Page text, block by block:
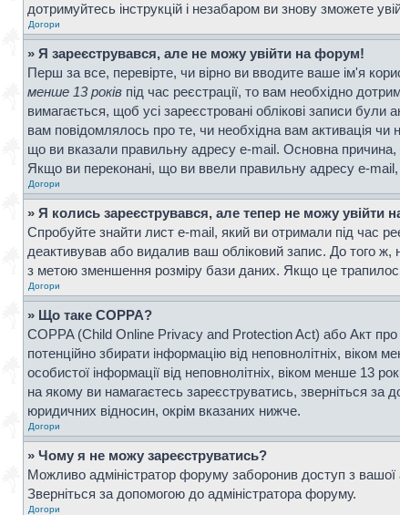
дотримуйтесь інструкцій і незабаром ви знову зможете
Догори
» Я зареєструвався, але не можу увійти на форум!
Перш за все, перевірте, чи вірно ви вводите ваше ім'я
менше 13 років під час реєстрації, то вам необхідно
вимагається, щоб усі зареєстровані облікові записи
вам повідомлялось про те, чи необхідна вам активація
що ви вказали правильну адресу e-mail. Основна причина,
Якщо ви переконані, що ви ввели правильну адресу e-
Догори
» Я колись зареєструвався, але тепер не можу увійти
Спробуйте знайти лист e-mail, який ви отримали під час
деактивував або видалив ваш обліковий запис. До того ж,
з метою зменшення розміру бази даних. Якщо це
Догори
» Що таке COPPA?
COPPA (Child Online Privacy and Protection Act) або Акт про
потенційно збирати інформацію від неповнолітніх, віком
особистої інформації від неповнолітніх, віком менше 13
на якому ви намагаєтесь зареєструватись, зверніться
юридичних відносин, окрім вказаних нижче.
Догори
» Чому я не можу зареєструватись?
Можливо адміністратор форуму заборонив доступ з вашої
Зверніться за допомогою до адміністратора форуму.
Догори